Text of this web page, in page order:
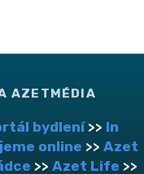
AZETMÉDIA
bydlení>> In
online >> Azet
>> Azet Life >>